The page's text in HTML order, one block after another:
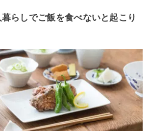
暮らしでご飯を食べないと起こり